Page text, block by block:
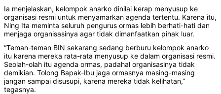
Ia menjelaskan, kelompok anarko dinilai kerap menyusup ke
organisasi resmi untuk menyamarkan agenda tertentu. Karena itu,
Ning Ita meminta seluruh pengurus ormas lebih berhati-hati dan
menjaga organisasinya agar tidak dimanfaatkan pihak luar.
“Teman-teman BIN sekarang sedang berburu kelompok anarko
itu karena mereka rata-rata menyusup ke dalam organisasi resmi.
Seolah-olah itu agenda ormas, padahal organisasinya tidak
demikian. Tolong Bapak-Ibu jaga ormasnya masing-masing
jangan sampai disusupi, karena mereka tidak kelihatan,”
tegasnya.